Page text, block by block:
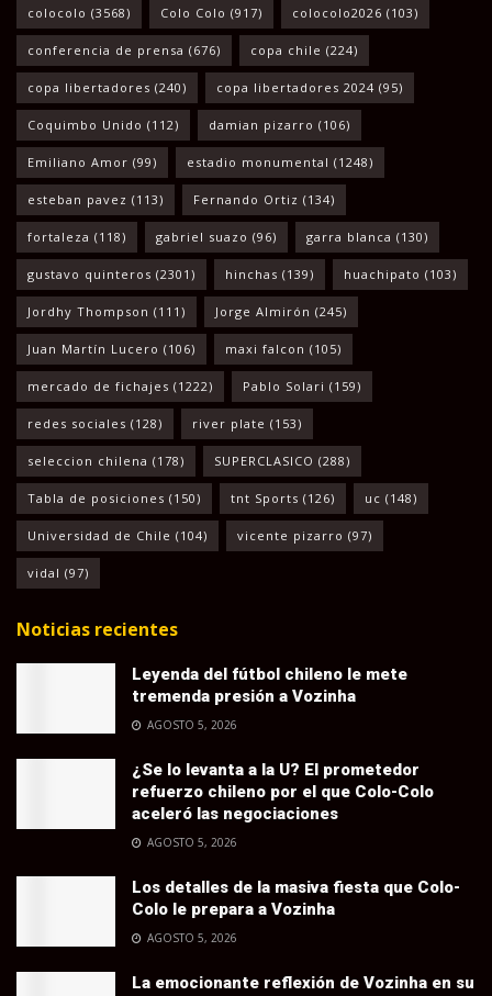
colocolo (3568) Colo Colo (917) colocolo2026 (103)
conferencia de prensa (676) copa chile (224)
copa libertadores (240) copa libertadores 2024 (95)
Coquimbo Unido (112) damian pizarro (106)
Emiliano Amor (99) estadio monumental (1248)
esteban pavez (113) Fernando Ortiz (134)
fortaleza (118) gabriel suazo (96) garra blanca (130)
gustavo quinteros (2301) hinchas (139) huachipato (103)
Jordhy Thompson (111) Jorge Almirón (245)
Juan Martín Lucero (106) maxi falcon (105)
mercado de fichajes (1222) Pablo Solari (159)
redes sociales (128) river plate (153)
seleccion chilena (178) SUPERCLASICO (288)
Tabla de posiciones (150) tnt Sports (126) uc (148)
Universidad de Chile (104) vicente pizarro (97)
vidal (97)
Noticias recientes
Leyenda del fútbol chileno le mete
tremenda presión a Vozinha
AGOSTO 5, 2026
¿Se lo levanta a la U? El prometedor
refuerzo chileno por el que Colo-Colo
aceleró las negociaciones
AGOSTO 5, 2026
Los detalles de la masiva fiesta que Colo-
Colo le prepara a Vozinha
AGOSTO 5, 2026
La emocionante reflexión de Vozinha en su